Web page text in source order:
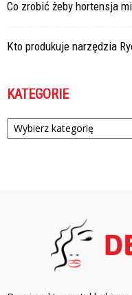
Co zrobić żeby hortensja
Kto produkuje narzędzia
KATEGORIE
Kategorie